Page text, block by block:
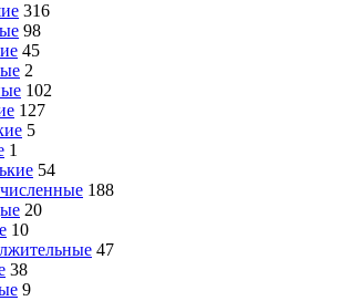
316
98
45
2
102
127
5
1
54
188
20
10
47
38
9